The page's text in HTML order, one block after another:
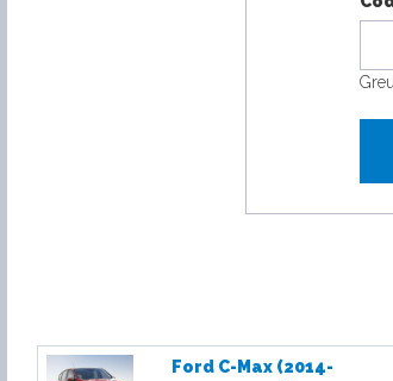
Ford C-Max (2014-